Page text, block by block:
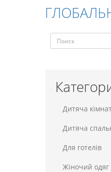
Дитяча
Дитяча
Для готелiв
Жіночий одяг